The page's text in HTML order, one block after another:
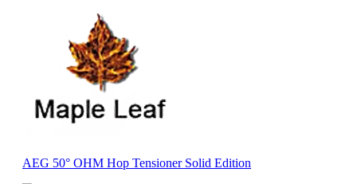
AEG 50° OHM Hop Tensioner Solid Edition